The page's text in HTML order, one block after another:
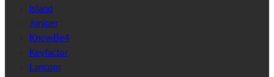
Island
Juniper
KnowBe4
Keyfactor
Lancom